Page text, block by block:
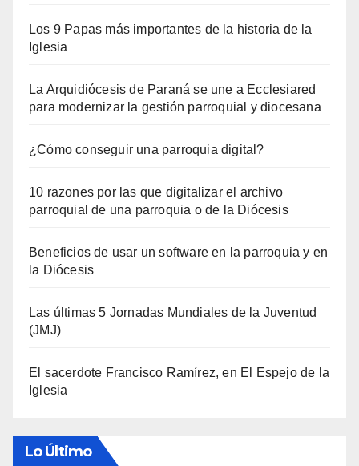
Los 9 Papas más importantes de la historia de la
Iglesia
La Arquidiócesis de Paraná se une a Ecclesiared
para modernizar la gestión parroquial y diocesana
¿Cómo conseguir una parroquia digital?
10 razones por las que digitalizar el archivo
parroquial de una parroquia o de la Diócesis
Beneficios de usar un software en la parroquia y en
la Diócesis
Las últimas 5 Jornadas Mundiales de la Juventud
(JMJ)
El sacerdote Francisco Ramírez, en El Espejo de la
Iglesia
Lo Último